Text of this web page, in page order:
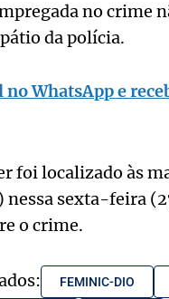
no crime
da polícia.
no WhatsApp e
foi localizado às
nessa sexta-feira
o crime.
FEMINIC-DIO